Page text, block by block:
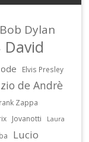
Bob Dylan
David
Elvis Presley
de Andrè
Zappa
Jovanotti
Laura
Lucio